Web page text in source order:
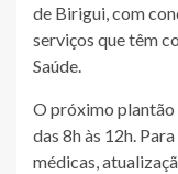
de Birigui, com
serviços que têm
Saúde.
O próximo plantão
das 8h às 12h.
médicas,